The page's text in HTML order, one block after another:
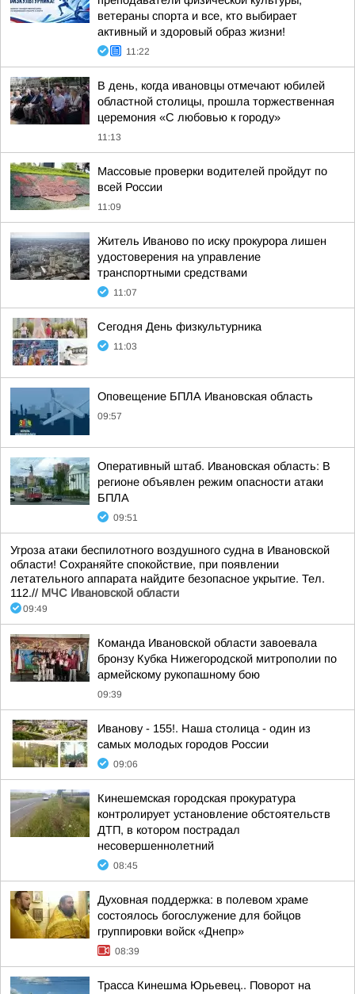
ветераны спорта и все, кто выбирает
активный и здоровый образ жизни!
11:22
В день, когда ивановцы отмечают юбилей
областной столицы, прошла торжественная
церемония «С любовью к городу»
11:13
Массовые проверки водителей пройдут по
всей России
11:09
Житель Иваново по иску прокурора лишен
удостоверения на управление
транспортными средствами
11:07
Сегодня День физкультурника
11:03
Оповещение БПЛА Ивановская область
09:57
Оперативный штаб. Ивановская область: В
регионе объявлен режим опасности атаки
БПЛА
09:51
Угроза атаки беспилотного воздушного судна в Ивановской
области! Сохраняйте спокойствие, при появлении
летательного аппарата найдите безопасное укрытие. Тел.
112.// МЧС Ивановской области
09:49
Команда Ивановской области завоевала
бронзу Кубка Нижегородской митрополии по
армейскому рукопашному бою
09:39
Иванову - 155!. Наша столица - один из
самых молодых городов России
09:06
Кинешемская городская прокуратура
контролирует установление обстоятельств
ДТП, в котором пострадал
несовершеннолетний
08:45
Духовная поддержка: в полевом храме
состоялось богослужение для бойцов
группировки войск «Днепр»
08:39
Трасса Кинешма Юрьевец.. Поворот на